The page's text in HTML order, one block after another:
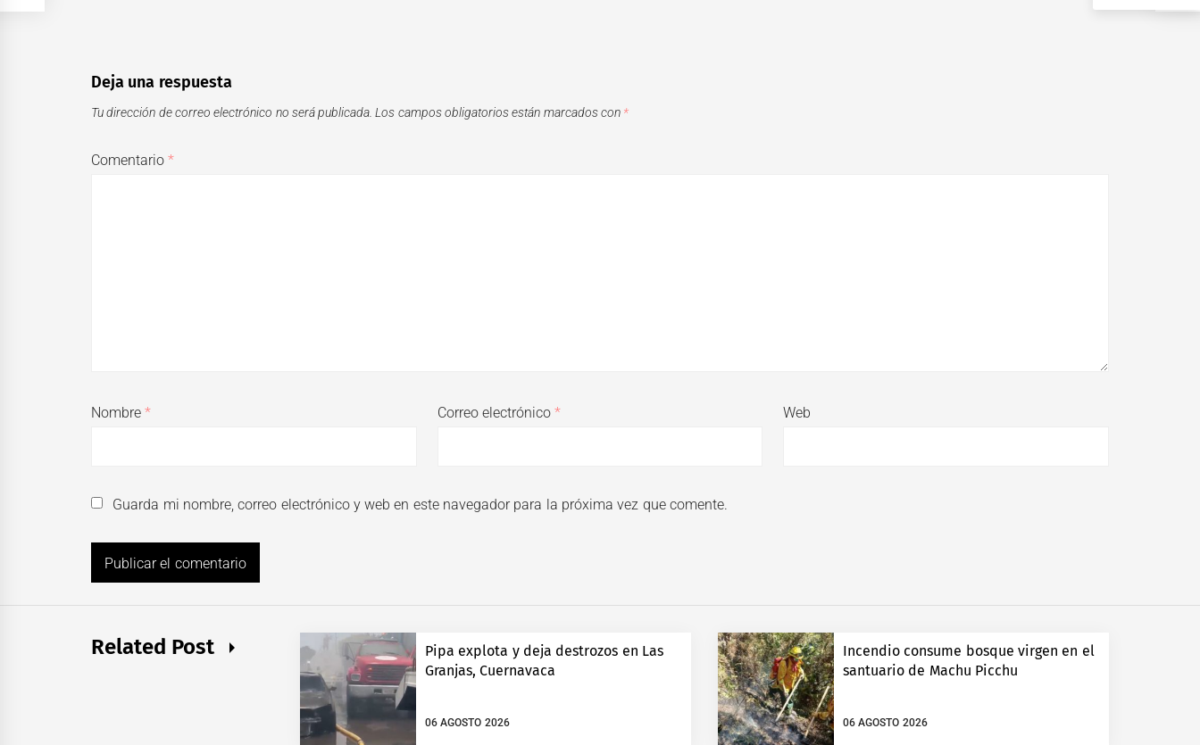
Deja una respuesta
Tu dirección de correo electrónico no será publicada. Los campos obligatorios están marcados con *
Comentario*
Nombre* Correo electrónico* Web
Guarda mi nombre, correo electrónico y web en este navegador para la próxima vez que comente.
Related Post
Pipa explota y deja destrozos en Las
Granjas, Cuernavaca
06 AGOSTO 2026
Incendio consume bosque virgen en el
santuario de Machu Picchu
06 AGOSTO 2026